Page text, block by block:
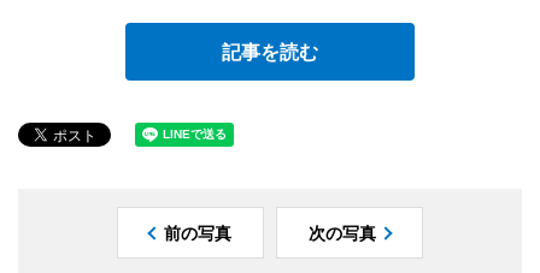
記事を読む
前の写真 次の写真